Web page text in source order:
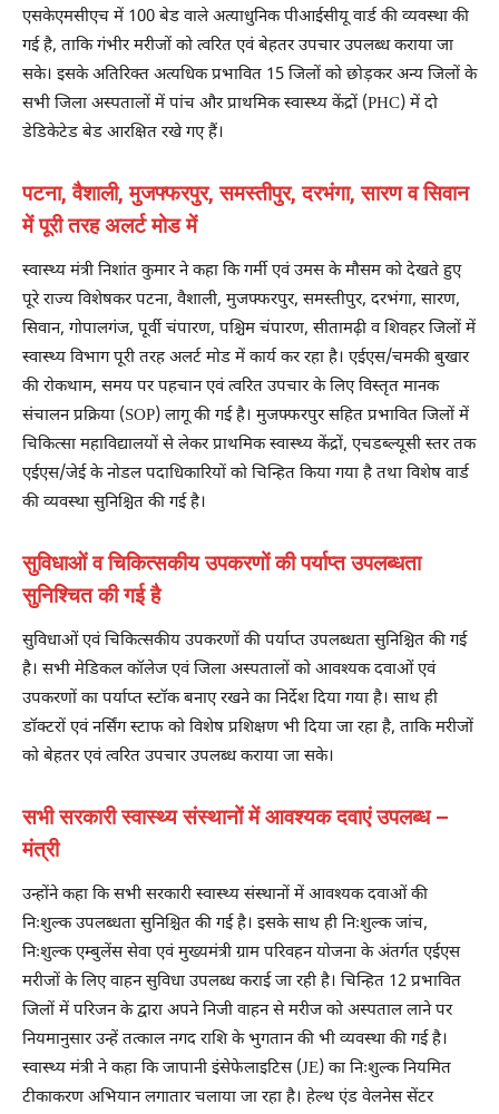
एसकेएमसीएच में 100 बेड वाले अत्याधुनिक पीआईसीयू वार्ड की व्यवस्था की
गई है, ताकि गंभीर मरीजों को त्वरित एवं बेहतर उपचार उपलब्ध कराया जा
सके। इसके अतिरिक्त अत्यधिक प्रभावित 15 जिलों को छोड़कर अन्य जिलों के
सभी जिला अस्पतालों में पांच और प्राथमिक स्वास्थ्य केंद्रों (PHC) में दो
डेडिकेटेड बेड आरक्षित रखे गए हैं।
पटना, वैशाली, मुजफ्फरपुर, समस्तीपुर, दरभंगा, सारण व सिवान
में पूरी तरह अलर्ट मोड में
स्वास्थ्य मंत्री निशांत कुमार ने कहा कि गर्मी एवं उमस के मौसम को देखते हुए
पूरे राज्य विशेषकर पटना, वैशाली, मुजफ्फरपुर, समस्तीपुर, दरभंगा, सारण,
सिवान, गोपालगंज, पूर्वी चंपारण, पश्चिम चंपारण, सीतामढ़ी व शिवहर जिलों में
स्वास्थ्य विभाग पूरी तरह अलर्ट मोड में कार्य कर रहा है। एईएस/चमकी बुखार
की रोकथाम, समय पर पहचान एवं त्वरित उपचार के लिए विस्तृत मानक
संचालन प्रक्रिया (SOP) लागू की गई है। मुजफ्फरपुर सहित प्रभावित जिलों में
चिकित्सा महाविद्यालयों से लेकर प्राथमिक स्वास्थ्य केंद्रों, एचडब्ल्यूसी स्तर तक
एईएस/जेई के नोडल पदाधिकारियों को चिन्हित किया गया है तथा विशेष वार्ड
की व्यवस्था सुनिश्चित की गई है।
सुविधाओं व चिकित्सकीय उपकरणों की पर्याप्त उपलब्धता
सुनिश्चित की गई है
सुविधाओं एवं चिकित्सकीय उपकरणों की पर्याप्त उपलब्धता सुनिश्चित की गई
है। सभी मेडिकल कॉलेज एवं जिला अस्पतालों को आवश्यक दवाओं एवं
उपकरणों का पर्याप्त स्टॉक बनाए रखने का निर्देश दिया गया है। साथ ही
डॉक्टरों एवं नर्सिंग स्टाफ को विशेष प्रशिक्षण भी दिया जा रहा है, ताकि मरीजों
को बेहतर एवं त्वरित उपचार उपलब्ध कराया जा सके।
सभी सरकारी स्वास्थ्य संस्थानों में आवश्यक दवाएं उपलब्ध –
मंत्री
उन्होंने कहा कि सभी सरकारी स्वास्थ्य संस्थानों में आवश्यक दवाओं की
निःशुल्क उपलब्धता सुनिश्चित की गई है। इसके साथ ही निःशुल्क जांच,
निःशुल्क एम्बुलेंस सेवा एवं मुख्यमंत्री ग्राम परिवहन योजना के अंतर्गत एईएस
मरीजों के लिए वाहन सुविधा उपलब्ध कराई जा रही है। चिन्हित 12 प्रभावित
जिलों में परिजन के द्वारा अपने निजी वाहन से मरीज को अस्पताल लाने पर
नियमानुसार उन्हें तत्काल नगद राशि के भुगतान की भी व्यवस्था की गई है।
स्वास्थ्य मंत्री ने कहा कि जापानी इंसेफेलाइटिस (JE) का निःशुल्क नियमित
टीकाकरण अभियान लगातार चलाया जा रहा है। हेल्थ एंड वेलनेस सेंटर